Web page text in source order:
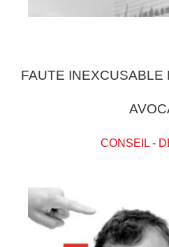
FAUTE INEXCUSABLE
CONSEIL-